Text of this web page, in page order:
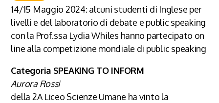
14/15 Maggio 2024: alcuni studenti di Inglese per
livelli e del laboratorio di debate e public speaking
con la Prof.ssa Lydia Whiles hanno partecipato on
line alla competizione mondiale di public speaking
Categoria SPEAKING TO INFORM
Aurora Rossi
della 2A Liceo Scienze Umane ha vinto la